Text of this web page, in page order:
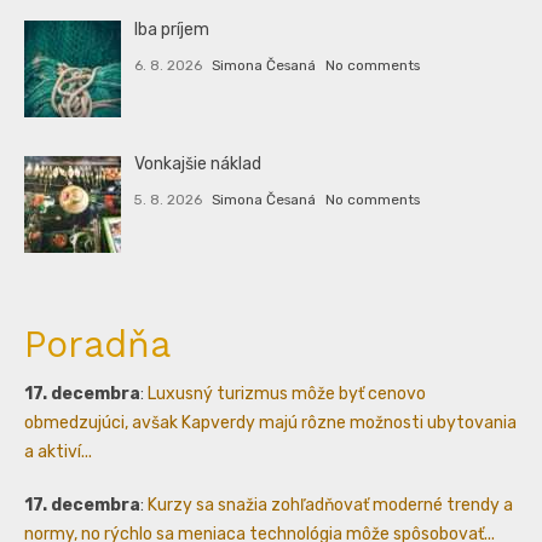
Iba príjem
6. 8. 2026 Simona Česaná No comments
Vonkajšie náklad
5. 8. 2026 Simona Česaná No comments
Poradňa
17. decembra: Luxusný turizmus môže byť cenovo
obmedzujúci, avšak Kapverdy majú rôzne možnosti ubytovania
a aktiví...
17. decembra: Kurzy sa snažia zohľadňovať moderné trendy a
normy, no rýchlo sa meniaca technológia môže spôsobovať...